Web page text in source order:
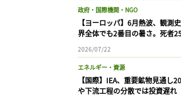
政府・国際機関・NGO
【ヨーロッパ】6月熱波、観測
界全体でも2番目の暑さ。死者
2026/07/22
エネルギー・資源
【国際】IEA、重要鉱物見通し
や下流工程の分散では投資遅れ